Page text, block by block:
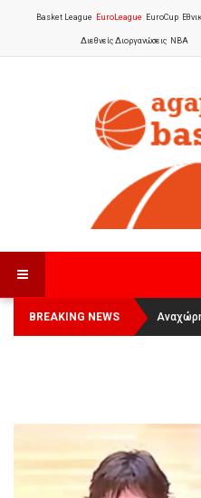
Basket League EuroLeague EuroCup
Διεθνείς Διοργανώσεις NBA
BREAKING NEWS
Οι
Basketball